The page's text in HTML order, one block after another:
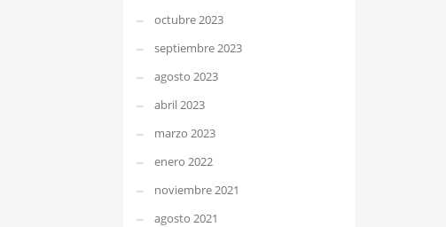
octubre 2023
septiembre 2023
agosto 2023
abril 2023
marzo 2023
enero 2022
noviembre 2021
agosto 2021